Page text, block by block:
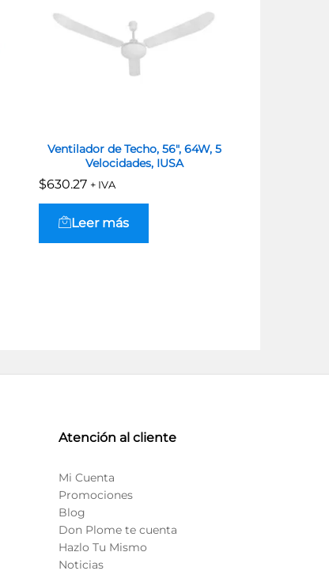
Ventilador de Techo, 56″, 64W, 5
Velocidades, IUSA
$630.27 + IVA
$630.27
Leer más
Atención al cliente
Mi Cuenta
Promociones
Blog
Don Plome te cuenta
Hazlo Tu Mismo
Noticias